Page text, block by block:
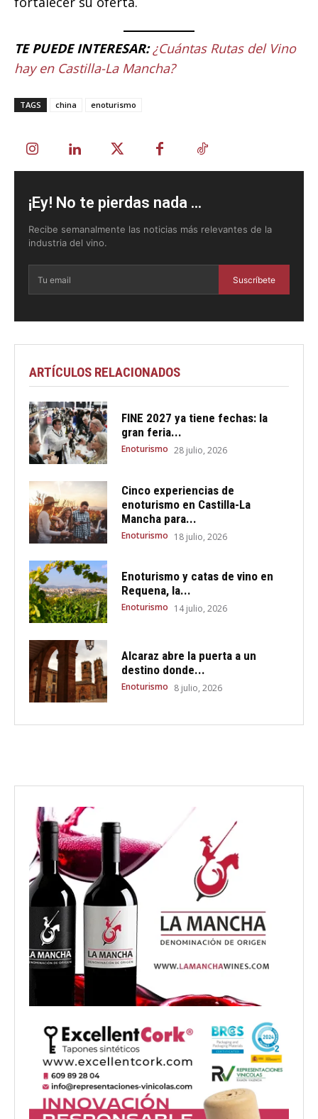
TE PUEDE INTERESAR: ¿Cuántas Rutas del Vino
hay en Castilla-La Mancha?
TAGS china enoturismo
¡Ey! No te pierdas nada ...
Recibe semanalmente las noticias más relevantes de la
industria del vino.
Suscríbete
ARTÍCULOS RELACIONADOS
FINE 2027 ya tiene fechas: la
gran feria...
Enoturismo 28 julio, 2026
Cinco experiencias de
enoturismo en Castilla-La
Mancha para...
Enoturismo 18 julio, 2026
Enoturismo y catas de vino en
Requena, la...
Enoturismo 14 julio, 2026
Alcaraz abre la puerta a un
destino donde...
Enoturismo 8 julio, 2026